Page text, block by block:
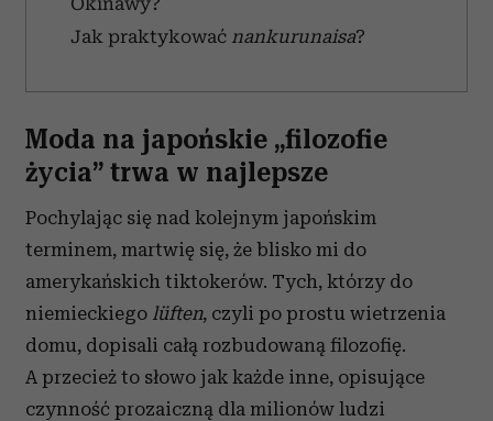
Jak praktykować nankurunaisa?
Moda na japońskie „filozofie
życia” trwa w najlepsze
Pochylając się nad kolejnym japońskim
terminem, martwię się, że blisko mi do
amerykańskich tiktokerów. Tych, którzy do
niemieckiego lüften, czyli po prostu wietrzenia
domu, dopisali całą rozbudowaną filozofię.
A przecież to słowo jak każde inne, opisujące
czynność prozaiczną dla milionów ludzi